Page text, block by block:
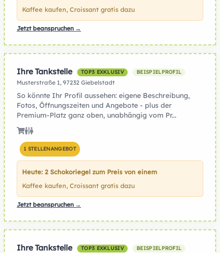
Kaffee kaufen, Croissant gratis dazu
Jetzt beanspruchen →
Ihre Tankstelle TOP3 EXKLUSIV BEISPIELPROFIL
Musterstraße 1, 97232 Giebelstadt
So könnte Ihr Profil aussehen: eigene Beschreibung,
Fotos, Öffnungszeiten und Angebote - plus der
Premium-Platz ganz oben, unabhängig vom Pr...
1 STELLENANGEBOT
Heute: 2 Schokoriegel zum Preis von einem
Kaffee kaufen, Croissant gratis dazu
Jetzt beanspruchen →
Ihre Tankstelle TOP3 EXKLUSIV BEISPIELPROFIL